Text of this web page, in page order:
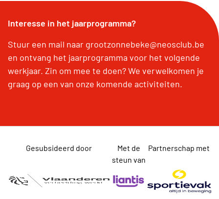
Interesse in het jaarprogramma?
Stuur een mail naar grootzonnebeke@neosclub.be
en ontvang het jaarprogramma voor het volgende
werkjaar. Zin om mee te doen? We verwelkomen je
graag op een van onze komende activiteiten.
Gesubsideerd door
Met de
steun van
Partnerschap met